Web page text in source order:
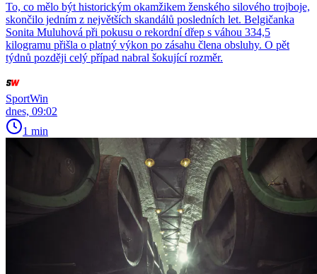
To, co mělo být historickým okamžikem ženského silového trojboje,
skončilo jedním z největších skandálů posledních let. Belgičanka
Sonita Muluhová při pokusu o rekordní dřep s váhou 334,5
kilogramu přišla o platný výkon po zásahu člena obsluhy. O pět
týdnů později celý případ nabral šokující rozměr.
SportWin
dnes, 09:02
1 min